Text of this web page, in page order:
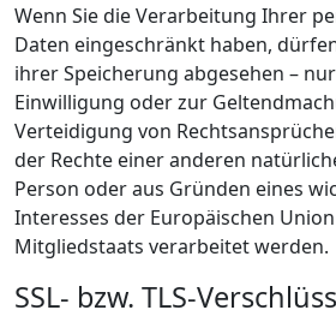
Wenn Sie die Verarbeitung Ihrer
Daten eingeschränkt haben,
ihrer Speicherung abgesehen –
Einwilligung oder zur
Verteidigung von
der Rechte einer anderen
Person oder aus Gründen eines
Interesses der Europäischen
Mitgliedstaats verarbeitet werden.
SSL- bzw. TLS-